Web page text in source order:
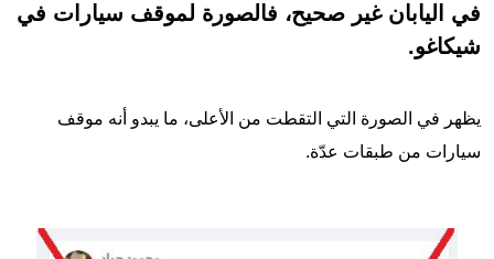
في اليابان غير صحيح، فالصورة لموقف سيارات في
شيكاغو.
يظهر في الصورة التي التقطت من الأعلى، ما يبدو أنه موقف
سيارات من طبقات عدّة.
Image